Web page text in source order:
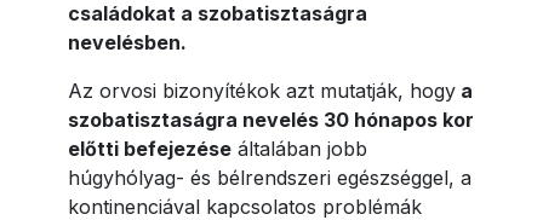
családokat a szobatisztaságra
nevelésben.
Az orvosi bizonyítékok azt mutatják, hogy a
szobatisztaságra nevelés 30 hónapos kor
előtti befejezése általában jobb
húgyhólyag- és bélrendszeri egészséggel, a
kontinenciával kapcsolatos problémák